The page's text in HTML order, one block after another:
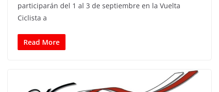
participarán del 1 al 3 de septiembre en la Vuelta
Ciclista a
Read More